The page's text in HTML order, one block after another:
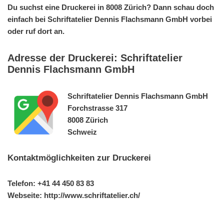
Du suchst eine Druckerei in 8008 Zürich? Dann schau doch
einfach bei Schriftatelier Dennis Flachsmann GmbH vorbei
oder ruf dort an.
Adresse der Druckerei: Schriftatelier
Dennis Flachsmann GmbH
Schriftatelier Dennis Flachsmann GmbH
Forchstrasse 317
8008 Zürich
Schweiz
Kontaktmöglichkeiten zur Druckerei
Telefon: +41 44 450 83 83
Webseite: http://www.schriftatelier.ch/